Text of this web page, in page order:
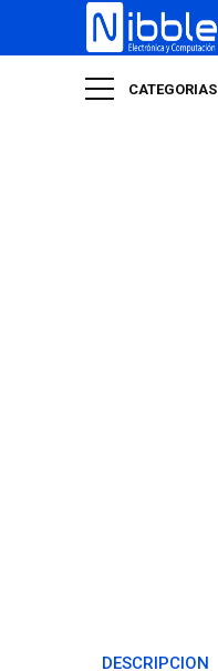
CATEGORIAS
DESCRIPCION